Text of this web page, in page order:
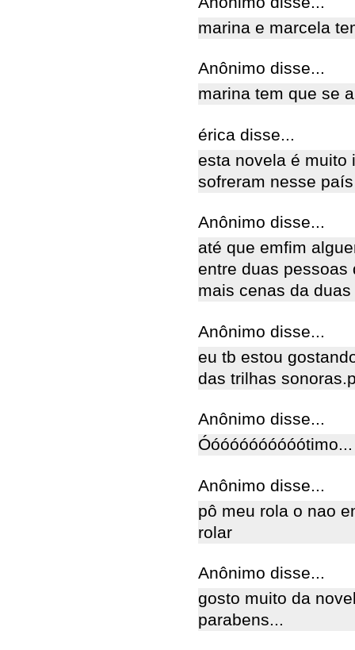
marina e marcela
Anônimo disse...
marina tem que se
érica disse...
esta novela é muito
sofreram nesse país
Anônimo disse...
até que emfim
entre duas pessoas
mais cenas da
Anônimo disse...
eu tb estou
das trilhas
Anônimo disse...
Anônimo disse...
pô meu rola o nao
rolar
Anônimo disse...
gosto muito da
parabens...